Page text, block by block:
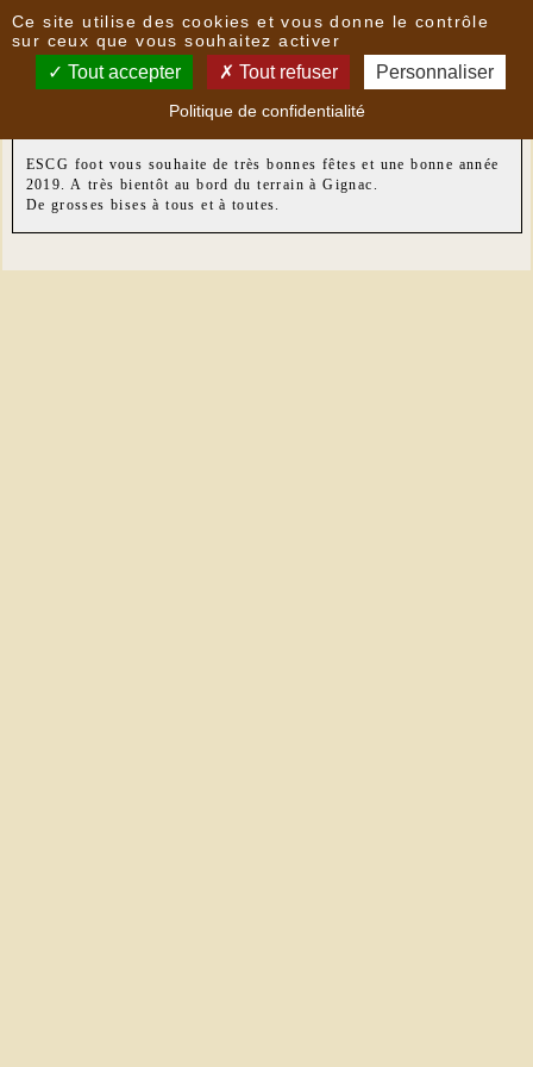
Nouvelles
- le28/12/2018 21:05par
ESCG foot vous souhaite de très bonnes fêtes et une bonne année
2019. A très bientôt au bord du terrain à Gignac.
De grosses bises à tous et à toutes.
Ce site utilise des cookies et vous donne le contrôle
sur ceux que vous souhaitez activer
Tout accepter Tout refuser Personnaliser
Politique de confidentialité